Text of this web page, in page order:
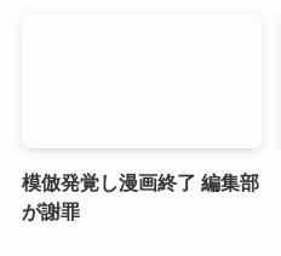
模倣発覚し漫画終了 編集部
が謝罪